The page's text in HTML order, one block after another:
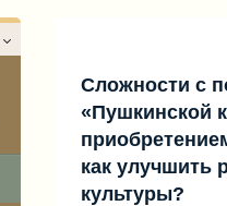
Сложности с
«Пушкинской
как улучшить
культуры?